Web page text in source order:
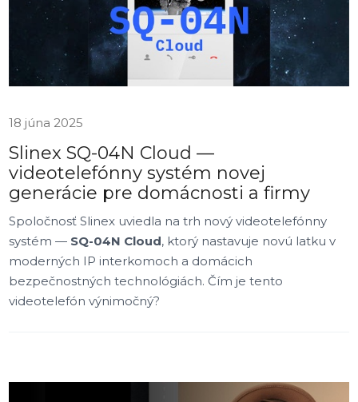
18 júna 2025
Slinex SQ-04N Cloud —
videotelefónny systém novej
generácie pre domácnosti a firmy
Spoločnosť Slinex uviedla na trh nový videotelefónny
systém — SQ-04N Cloud, ktorý nastavuje novú latku v
moderných IP interkomoch a domácich
bezpečnostných technológiách. Čím je tento
videotelefón výnimočný?